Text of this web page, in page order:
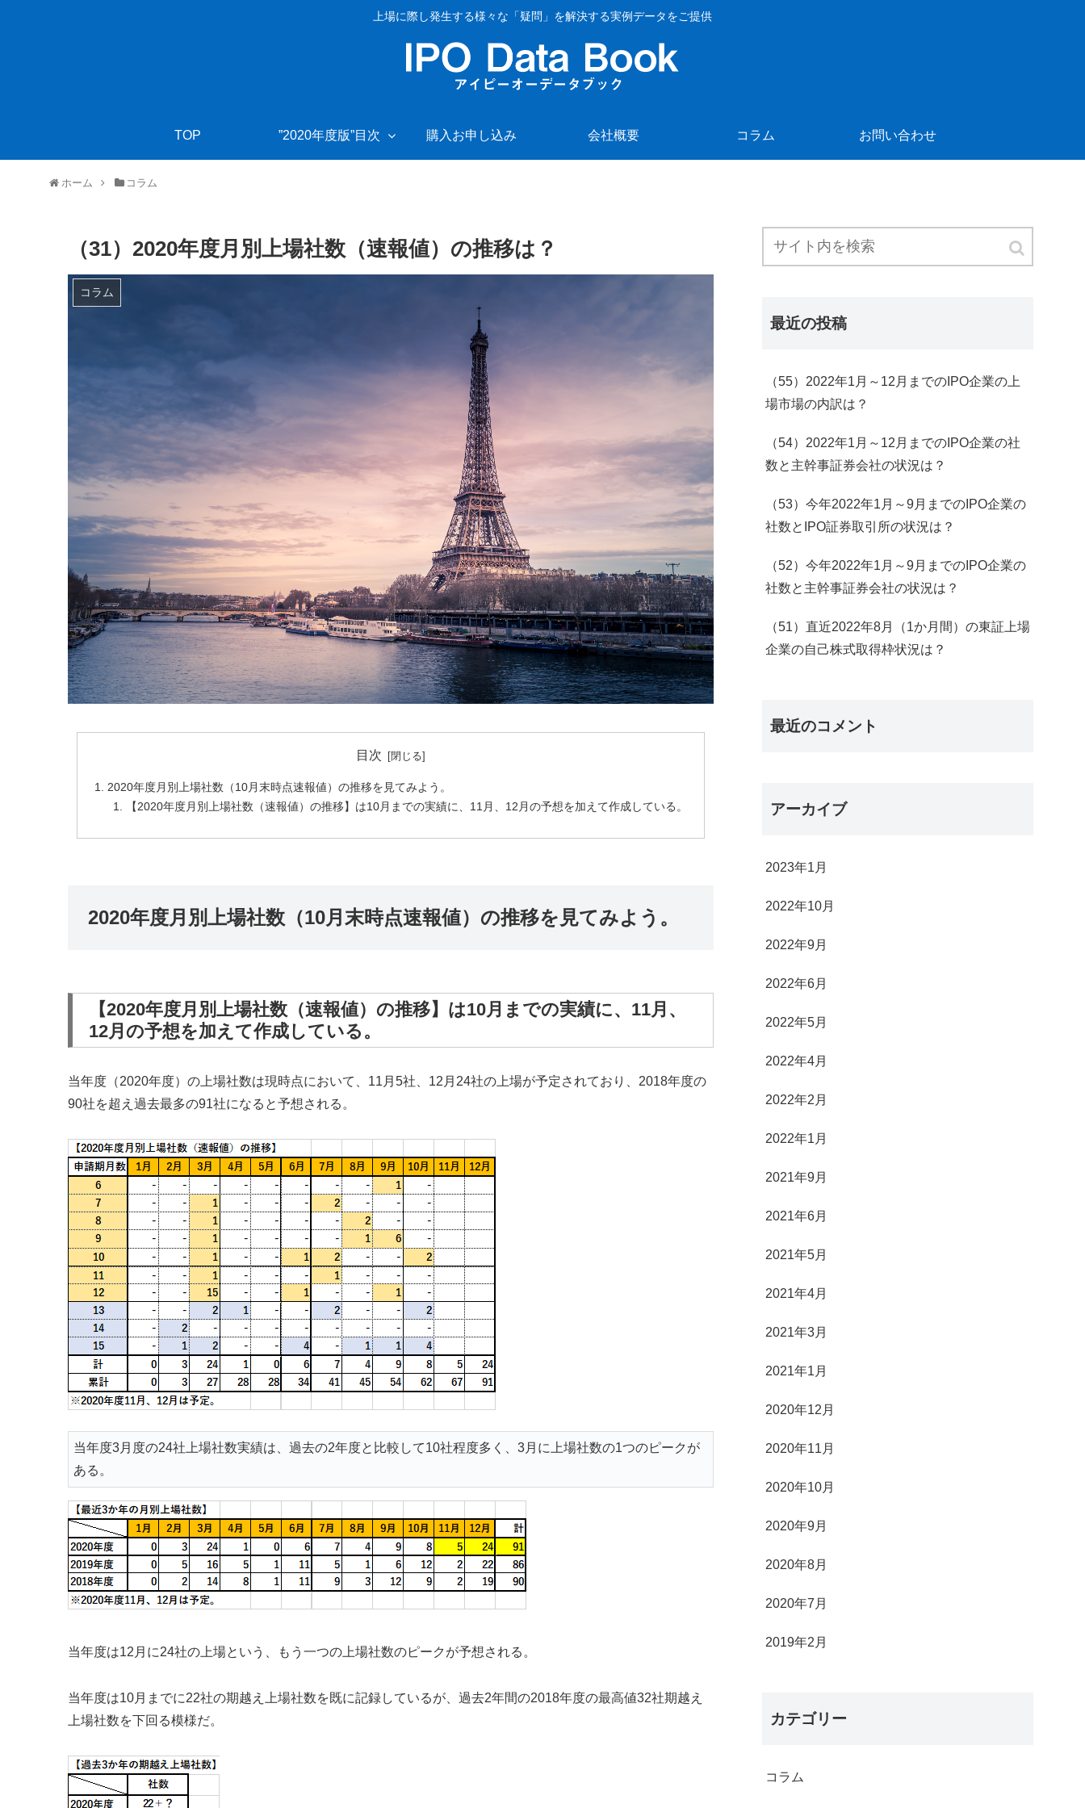
上場に際し発生する様々な「疑問」を解決する実例データをご提供
TOP ”2020年度版”目次 購入お申し込み 会社概要 コラム お問い合わせ
ホーム コラム
（31）2020年度月別上場社数（速報値）の推移は？
コラム
目次
2020年度月別上場社数（10月末時点速報値）の推移を見てみよう。
【2020年度月別上場社数（速報値）の推移】は10月までの実績に、11月、12月の予想を加えて作成している。
2020年度月別上場社数（10月末時点速報値）の推移を見てみよう。
【2020年度月別上場社数（速報値）の推移】は10月までの実績に、11月、
12月の予想を加えて作成している。
当年度（2020年度）の上場社数は現時点において、11月5社、12月24社の上場が予定されており、2018年度の
90社を超え過去最多の91社になると予想される。
当年度3月度の24社上場社数実績は、過去の2年度と比較して10社程度多く、3月に上場社数の1つのピークが
ある。
当年度は12月に24社の上場という、もう一つの上場社数のピークが予想される。
当年度は10月までに22社の期越え上場社数を既に記録しているが、過去2年間の2018年度の最高値32社期越え
上場社数を下回る模様だ。
最近の投稿
（55）2022年1月～12月までのIPO企業の上
場市場の内訳は？
（54）2022年1月～12月までのIPO企業の社
数と主幹事証券会社の状況は？
（53）今年2022年1月～9月までのIPO企業の
社数とIPO証券取引所の状況は？
（52）今年2022年1月～9月までのIPO企業の
社数と主幹事証券会社の状況は？
（51）直近2022年8月（1か月間）の東証上場
企業の自己株式取得枠状況は？
最近のコメント
アーカイブ
2023年1月
2022年10月
2022年9月
2022年6月
2022年5月
2022年4月
2022年2月
2022年1月
2021年9月
2021年6月
2021年5月
2021年4月
2021年3月
2021年1月
2020年12月
2020年11月
2020年10月
2020年9月
2020年8月
2020年7月
2019年2月
カテゴリー
コラム